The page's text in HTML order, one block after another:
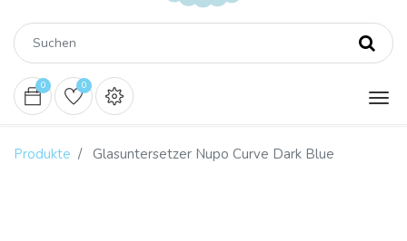
0 0
Produkte Glasuntersetzer Nupo Curve Dark Blue